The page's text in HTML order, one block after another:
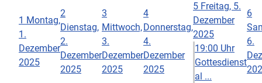
1 Montag,
1.
Dezember
2025
2
Dienstag,
2.
Dezember
2025
3
Mittwoch,
3.
Dezember
2025
4
Donnerstag,
4.
Dezember
2025
5 Freitag, 5.
Dezember
2025
19:00 Uhr
Gottesdienst
al ...
6
6.